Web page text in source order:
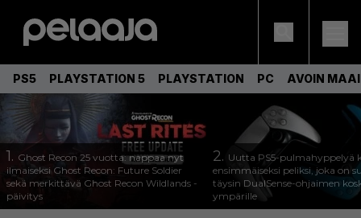
PS5 PLAYSTATION 5 PLAYSTATION PC AVOIN
1. Ghost Recon 25 vuotta: nappaa nyt
ilmaiseksi Ghost Recon: Future Soldier
sekä merkittävä Ghost Recon Wildlands -
päivitys
2. Uutta PS5-pulmahyppelyä
ensimmäiseksi peliksi, joka on
täysin DualSense-ohjaimen
ympärille